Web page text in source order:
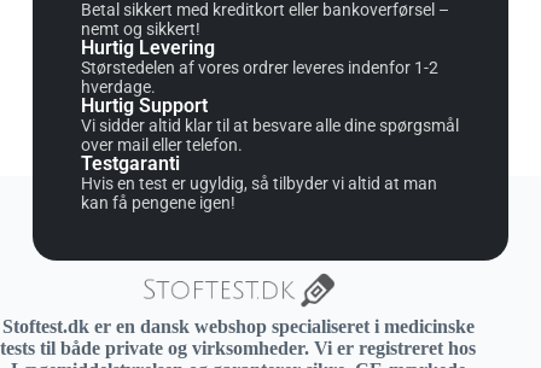
Betal sikkert med kreditkort eller bankoverførsel –
nemt og sikkert!
Hurtig Levering
Størstedelen af vores ordrer leveres indenfor 1-2
hverdage.
Hurtig Support
Vi sidder altid klar til at besvare alle dine spørgsmål
over mail eller telefon.
Testgaranti
Hvis en test er ugyldig, så tilbyder vi altid at man
kan få pengene igen!
Stoftest.dk er en dansk webshop specialiseret i medicinske
tests til både private og virksomheder. Vi er registreret hos